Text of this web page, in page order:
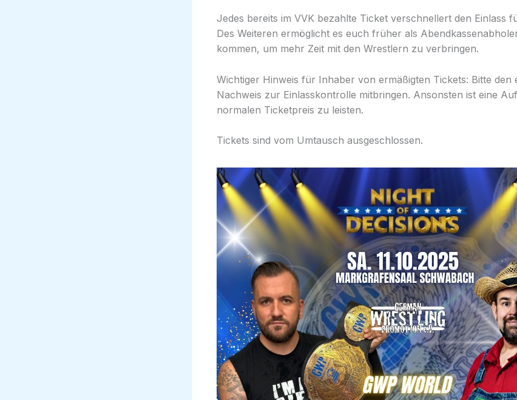
Jedes bereits im VVK bezahlte Ticket verschnellert den Einlass
Des Weiteren ermöglicht es euch früher als
kommen, um mehr Zeit mit den Wrestlern zu verbringen.
Wichtiger Hinweis für Inhaber von ermäßigten Tickets: Bitte den
Nachweis zur Einlasskontrolle mitbringen. Ansonsten ist eine
normalen Ticketpreis zu leisten.
Tickets sind vom Umtausch ausgeschlossen.